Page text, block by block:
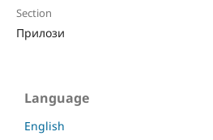
Section
Прилози
Language
English